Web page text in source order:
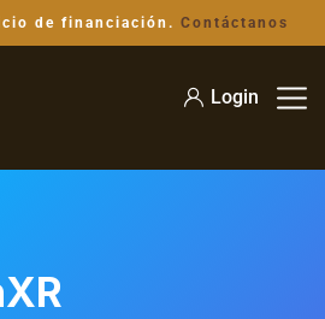
de financiación. Contáctanos
Login